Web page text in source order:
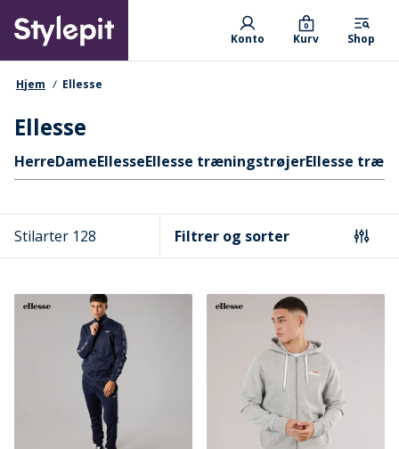
main
content
Primary departments
Konto Kurv
0
Shop
navigationssti
Hjem Ellesse
Ellesse
Hurtige links
HerreDameEllesseEllesse træningstrøjerEllesse
Stilarter 128 Filtrer og sorter